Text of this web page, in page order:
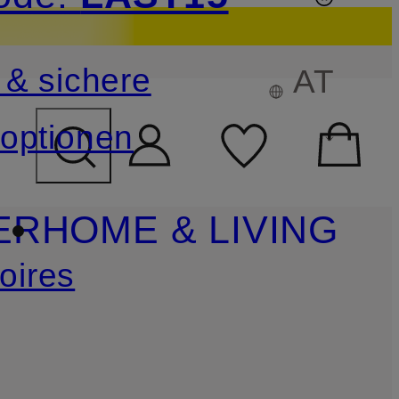
ÜBERSPRINGEN
sichere
AT
HOME & LIVING